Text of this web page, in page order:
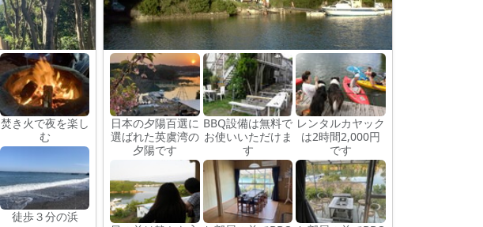
焚き火で夜を楽し
む
徒歩３分の浜
日本の夕陽百選に
選ばれた英虞湾の
夕陽です
BBQ設備は無料で
お使いいただけま
す
レンタルカヤック
は2時間2,000円
です